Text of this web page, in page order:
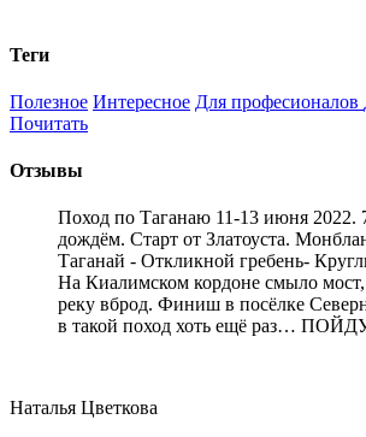
Теги
Полезное Интересное Для професионалов
Почитать
Отзывы
Поход по Таганаю 11-13 июня 2022.
дождём. Старт от Златоуста.
Таганай - Откликной гребень-
На Киалимском кордоне смыло
реку вброд. Финиш в посёлке
в такой поход хоть ещё раз…
Наталья Цветкова